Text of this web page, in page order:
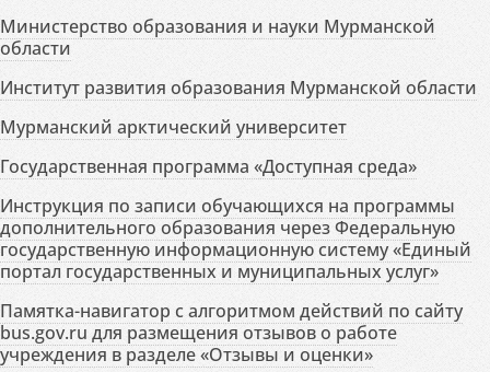
Министерство образования и науки Мурманской
области
Институт развития образования Мурманской области
Мурманский арктический университет
Государственная программа «Доступная среда»
Инструкция по записи обучающихся на программы
дополнительного образования через Федеральную
государственную информационную систему «Единый
портал государственных и муниципальных услуг»
Памятка-навигатор с алгоритмом действий по сайту
bus.gov.ru для размещения отзывов о работе
учреждения в разделе «Отзывы и оценки»